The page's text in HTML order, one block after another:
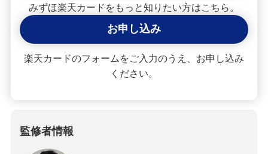
みずほ楽天カードをもっと知りたい方はこちら。
お申し込み
楽天カードのフォームをご入力のうえ、お申し込み
ください。
監修者情報